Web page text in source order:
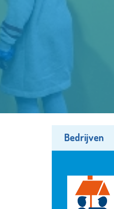
Bedrijven